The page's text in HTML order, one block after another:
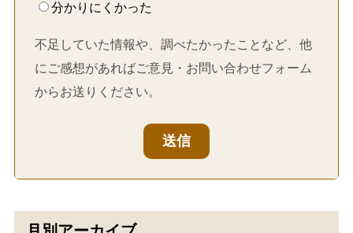
分かりにくかった
不足していた情報や、調べたかったことなど、他
にご感想があればご意見・お問い合わせフォーム
からお送りください。
送信